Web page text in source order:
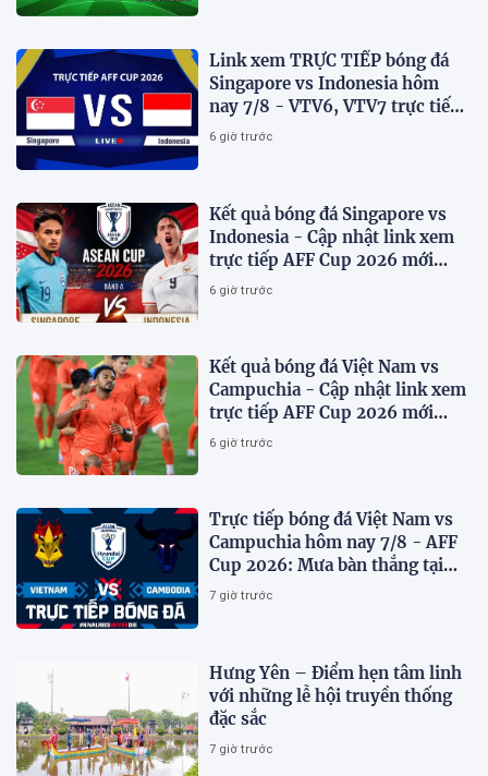
Link xem TRỰC TIẾP bóng đá
Singapore vs Indonesia hôm
nay 7/8 - VTV6, VTV7 trực tiếp
AFF Cup 2026
6 giờ trước
Kết quả bóng đá Singapore vs
Indonesia - Cập nhật link xem
trực tiếp AFF Cup 2026 mới
nhất.
6 giờ trước
Kết quả bóng đá Việt Nam vs
Campuchia - Cập nhật link xem
trực tiếp AFF Cup 2026 mới
nhất
6 giờ trước
Trực tiếp bóng đá Việt Nam vs
Campuchia hôm nay 7/8 - AFF
Cup 2026: Mưa bàn thắng tại
Mỹ Đình?
7 giờ trước
Hưng Yên – Điểm hẹn tâm linh
với những lễ hội truyền thống
đặc sắc
7 giờ trước